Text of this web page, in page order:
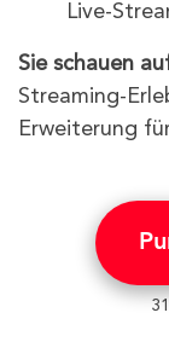
Live-
Sie schauen
Streaming-
Erweiterung